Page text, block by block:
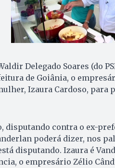
Delegado Soares (do
de Goiânia, o
Izaura Cardoso, para
disputando contra o ex-
poderá dizer, nos
disputando. Izaura é
o empresário Zélio